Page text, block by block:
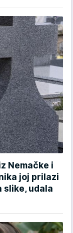
Nemačke i
joj prilazi
slike, udala